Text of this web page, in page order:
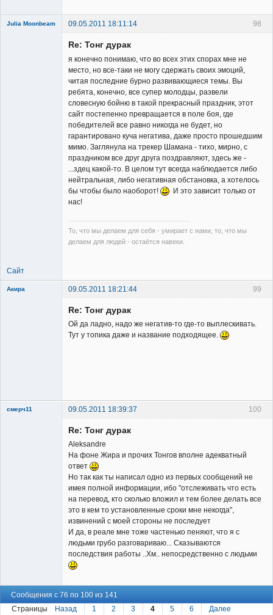
98
Julia Moonbeam 09.05.2011 18:11:14
Re: Тонг дурак
я конечно понимаю, что во всех этих спорах мне не
место, но все-таки не могу сдержать своих эмоций,
читая последние бурно развивающиеся темы. Вы
ребята, конечно, все супер молодцы, развели
словесную бойню в такой прекрасный праздник, этот
сайт постепенно превращается в поле боя, где
победителей все равно никогда не будет, но
гарантировано куча негатива, даже просто прошедшим
мимо. Заглянула на трекер Шамана - тихо, мирно, с
праздником все друг друга поздравляют, здесь же -
...здец какой-то. В целом тут всегда наблюдается либо
нейтральная, либо негативная обстановка, а хотелось
бы чтобы было наоборот!
И это зависит только от
нас!
То, что мы делаем для себя - умирает с нами, то, что мы
делаем для людей - остаётся навеки.
Сайт
99
Акира 09.05.2011 18:21:44
Re: Тонг дурак
Ой да ладно, надо же негатив-то где-то выплескивать.
Тут у топика даже и название подходящее.
100
смерч11
09.05.2011 18:39:37
Re: Тонг дурак
Aleksandre
На фоне Жира и прочих Тонгов вполне адекватный
ответ
Но так как ты написал одно из первых сообщений не
имея полной информации, ибо "отслеживать что есть
на перевод, кто сколько вложил и тем более делать все
это в кем то установленные сроки мне некогда",
извинений с моей стороны не последует
И да, в реале мне тоже частенько пеняют, что я с
людьми грубо разговариваю... Сказываются
последствия работы ..Хм.. непосредственно с людьми
Сообщения с 76 по 100 из 141
Страницы
Назад 1 2 3 4 5 6 Далее